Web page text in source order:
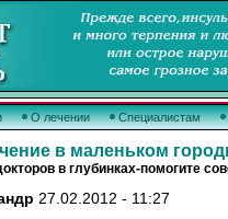
О лечении Специалистам
в маленьком
в глубинках-помогите
27.02.2012 - 11:27